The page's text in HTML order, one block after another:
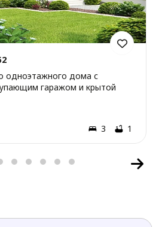
одноэтажного дома с
гаражом и крытой
3 1